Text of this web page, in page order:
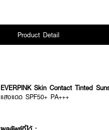
Product Detail
EVERPINK Skin Contact Tinted
แสงแดด SPF50+ PA+++